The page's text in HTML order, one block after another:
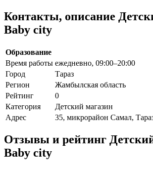
Контакты, описание
Baby city
Образование
Время работы ежедневно, 09:00–20:00
Город
Тараз
Регион
Жамбылская область
Рейтинг
0
Категория
Детский магазин
Адрес
35, микрорайон Самал,
Отзывы и рейтинг
Baby city